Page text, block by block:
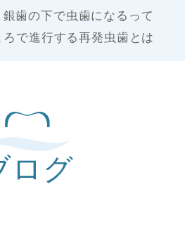
銀歯の下で虫歯になるって
で進行する再発虫歯とは
ログ